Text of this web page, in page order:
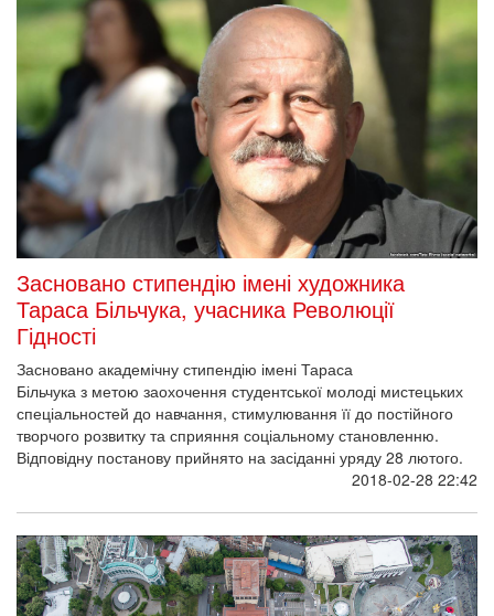
Засновано стипендію імені художника
Тараса Більчука, учасника Революції
Гідності
Засновано академічну стипендію імені Тараса
Більчука з метою заохочення студентської молоді мистецьких
спеціальностей до навчання, стимулювання її до постійного
творчого розвитку та сприяння соціальному становленню.
Відповідну постанову прийнято на засіданні уряду 28 лютого.
2018-02-28 22:42